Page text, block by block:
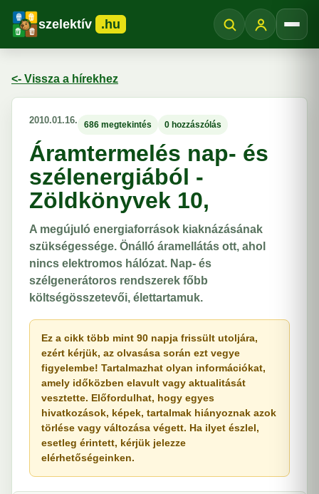
szelektív .hu
<- Vissza a hírekhez
2010.01.16. 686 megtekintés 0 hozzászólás
Áramtermelés nap- és
szélenergiából -
Zöldkönyvek 10,
A megújuló energiaforrások kiaknázásának
szükségessége. Önálló áramellátás ott, ahol
nincs elektromos hálózat. Nap- és
szélgenerátoros rendszerek főbb
költségösszetevői, élettartamuk.
Ez a cikk több mint 90 napja frissült utoljára,
ezért kérjük, az olvasása során ezt vegye
figyelembe! Tartalmazhat olyan információkat,
amely időközben elavult vagy aktualitását
vesztette. Előfordulhat, hogy egyes
hivatkozások, képek, tartalmak hiányoznak azok
törlése vagy változása végett. Ha ilyet észlel,
esetleg érintett, kérjük jelezze
elérhetőségeinken.